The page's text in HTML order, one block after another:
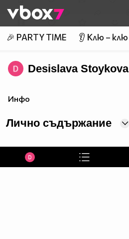
👾
🎉 PARTY TIME 👂 Клю – клю
Desislava Stoykova
Инфо
Лично съдържание